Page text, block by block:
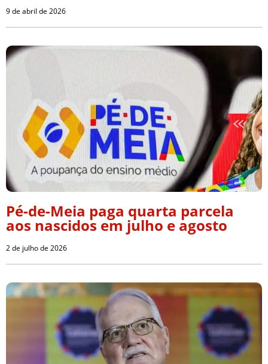
9 de abril de 2026
Pé-de-Meia paga quarta parcela
aos nascidos em julho e agosto
2 de julho de 2026